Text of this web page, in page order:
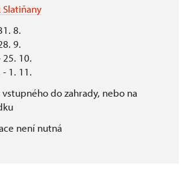
Slatiňany
8.
9.
25. 10.
- 1. 11.
do zahrady, nebo na
není nutná